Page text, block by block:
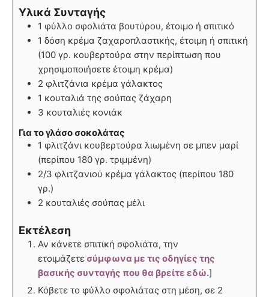
Υλικά Συνταγής
1 φύλλο σφολιάτα βουτύρου, έτοιμο ή σπιτικό
1 δόση κρέμα ζαχαροπλαστικής, έτοιμη ή σπιτική
(100 γρ. κουβερτούρα στην περίπτωση που
χρησιμοποιήσετε έτοιμη κρέμα)
2 φλιτζάνια κρέμα γάλακτος
1 κουταλιά της σούπας ζάχαρη
3 κουταλιές κονιάκ
Για το γλάσο σοκολάτας
1 φλιτζάνι κουβερτούρα λιωμένη σε μπεν μαρί
(περίπου 180 γρ. τριμμένη)
2/3 φλιτζανιού κρέμα γάλακτος (περίπου 180
γρ.)
2 κουταλιές σούπας μέλι
Εκτέλεση
Αν κάνετε σπιτική σφολιάτα, την
ετοιμάζετε σύμφωνα με τις οδηγίες της
βασικής συνταγής που θα βρείτε εδώ.]
Κόβετε το φύλλο σφολιάτας στη μέση, σε 2